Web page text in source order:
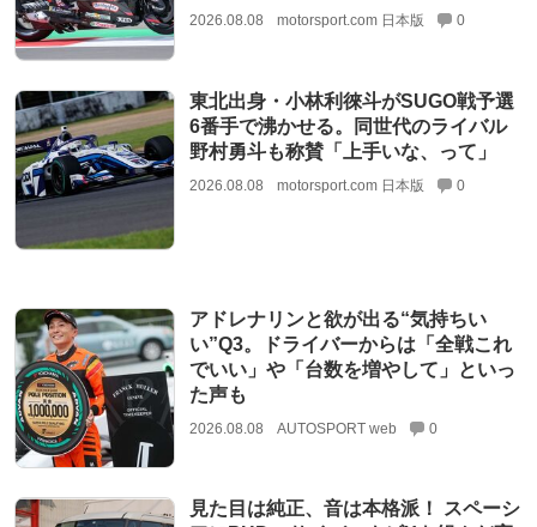
2026.08.08 motorsport.com 日本版 0
東北出身・小林利徠斗がSUGO戦予選
6番手で沸かせる。同世代のライバル
野村勇斗も称賛「上手いな、って」
2026.08.08 motorsport.com 日本版 0
アドレナリンと欲が出る“気持ちい
い”Q3。ドライバーからは「全戦これ
でいい」や「台数を増やして」といっ
た声も
2026.08.08 AUTOSPORT web 0
見た目は純正、音は本格派！ スペーシ